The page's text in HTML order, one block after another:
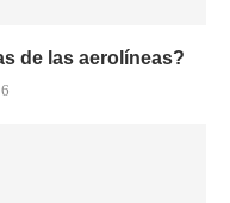
de las aerolíneas?